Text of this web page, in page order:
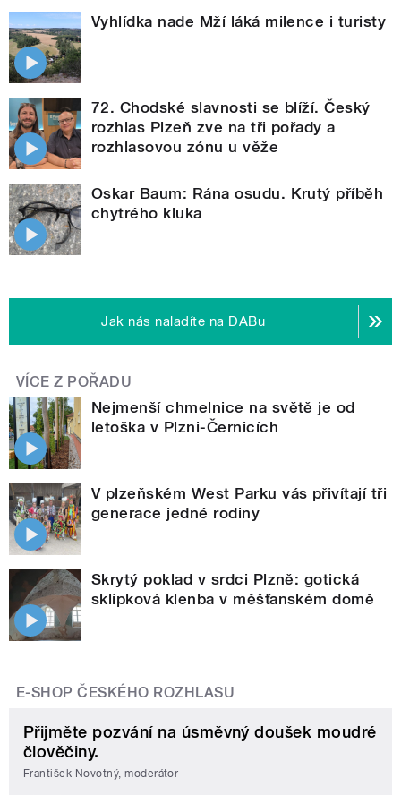
Vyhlídka nade Mží láká milence i turisty
72. Chodské slavnosti se blíží. Český
rozhlas Plzeň zve na tři pořady a
rozhlasovou zónu u věže
Oskar Baum: Rána osudu. Krutý příběh
chytrého kluka
Jak nás naladíte na DABu
VÍCE Z POŘADU
Nejmenší chmelnice na světě je od
letoška v Plzni-Černicích
V plzeňském West Parku vás přivítají tři
generace jedné rodiny
Skrytý poklad v srdci Plzně: gotická
sklípková klenba v měšťanském domě
E-SHOP ČESKÉHO ROZHLASU
Přijměte pozvání na úsměvný doušek moudré
člověčiny.
František Novotný, moderátor